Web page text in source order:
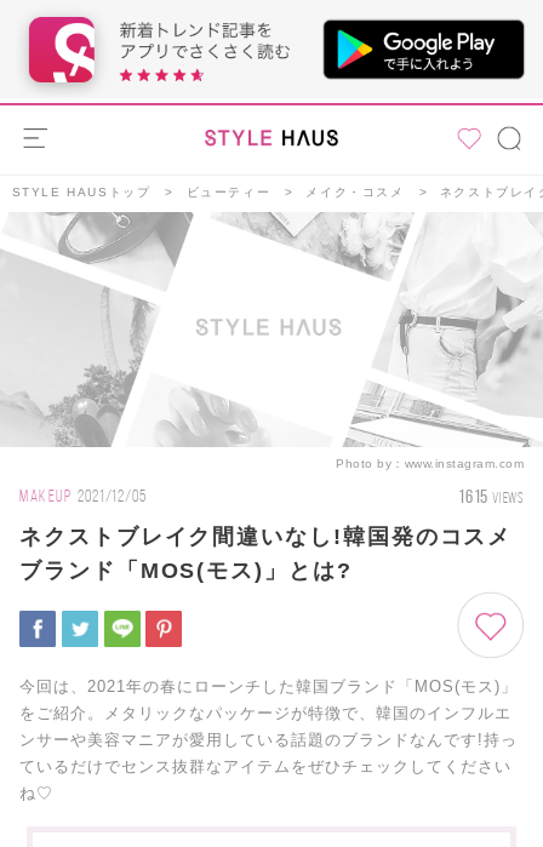
STYLE HAUSトップ ビューティー メイク・コスメ ネクストブレ
Photo by： www.instagram.com
MAKEUP 2021/12/05 1615 VIEWS
ネクストブレイク間違いなし!韓国発のコスメ
ブランド「MOS(モス)」とは?
今回は、2021年の春にローンチした韓国ブランド「MOS(モス)」
をご紹介。メタリックなパッケージが特徴で、韓国のインフルエ
ンサーや美容マニアが愛用している話題のブランドなんです!持っ
ているだけでセンス抜群なアイテムをぜひチェックしてください
ね♡